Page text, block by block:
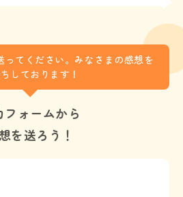
ってください。みなさまの感想を
しております！
フォームから
を送ろう！